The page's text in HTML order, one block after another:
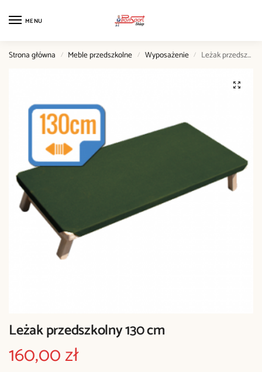
MENU
Strona główna / Meble przedszkolne / Wyposażenie / Leżak przedszkolny 130 cm
Leżak przedszkolny 130 cm
160,00zł